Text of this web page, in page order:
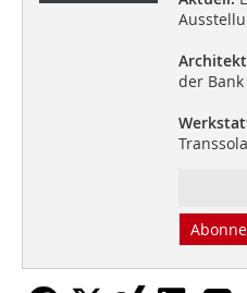
der